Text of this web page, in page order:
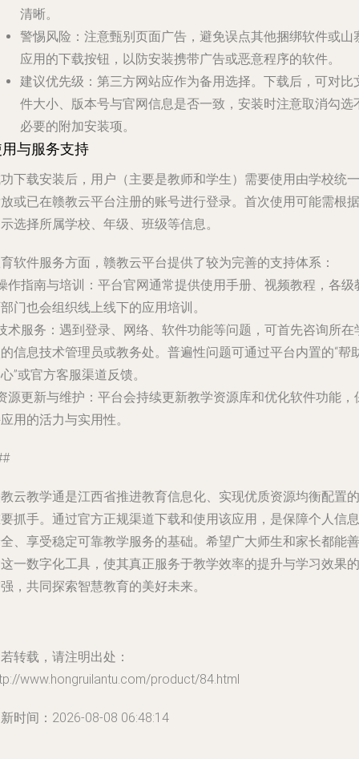
清晰。
警惕风险 ：注意甄别页面广告，避免误点其他捆绑软件或山
应用的下载按钮，以防安装携带广告或恶意程序的软件。
建议优先级 ：第三方网站应作为备用选择。下载后，可对比
件大小、版本号与官网信息是否一致，安装时注意取消勾选
必要的附加安装项。
与服务支持
下载安装后，用户（主要是教师和学生）需要使用由学校统一
或已在赣教云平台注册的账号进行登录。首次使用可能需根据
选择所属学校、年级、班级等信息。
软件服务方面，赣教云平台提供了较为完善的支持体系：
作指南与培训
：平台官网通常提供使用手册、视频教程，各级
门也会组织线上线下的应用培训。
术服务 ：遇到登录、网络、软件功能等问题，可首先咨询所在
信息技术管理员或教务处。普遍性问题可通过平台内置的“帮
”或官方客服渠道反馈。
源更新与维护 ：平台会持续更新教学资源库和优化软件功能，
用的活力与实用性。
云教学通是江西省推进教育信息化、实现优质资源均衡配置的
抓手。通过官方正规渠道下载和使用该应用，是保障个人信息
、享受稳定可靠教学服务的基础。希望广大师生和家长都能善
一数字化工具，使其真正服务于教学效率的提升与学习效果的
，共同探索智慧教育的美好未来。
转载，请注明出处：
www.hongruilantu.com/product/84.html
时间：2026-08-08 06:48:14